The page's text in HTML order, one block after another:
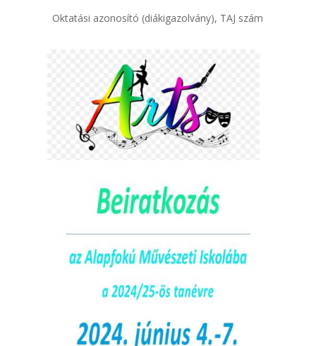
Oktatási azonosító (diákigazolvány), TAJ szám